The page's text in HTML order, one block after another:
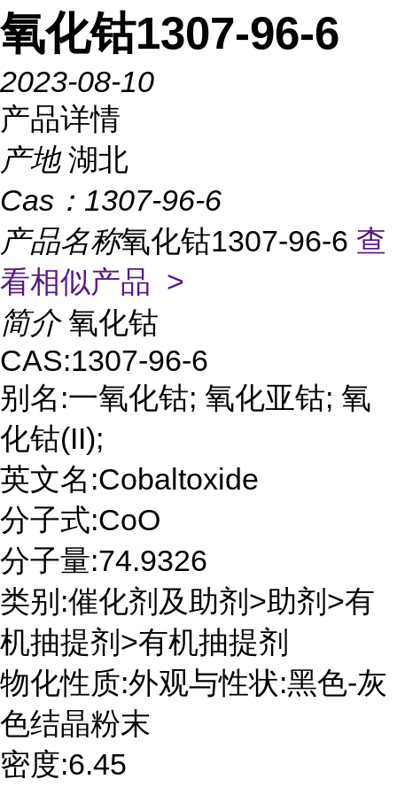
氧化钴1307-96-6
2023-08-10
产品详情
产地 湖北
Cas： 1307-96-6
产品名称氧化钴1307-96-6 查
看相似产品 >
简介 氧化钴
CAS:1307-96-6
别名:一氧化钴; 氧化亚钴; 氧
化钴(II);
英文名:Cobaltoxide
分子式:CoO
分子量:74.9326
类别:催化剂及助剂>助剂>有
机抽提剂>有机抽提剂
物化性质:外观与性状:黑色-灰
色结晶粉末
密度:6.45